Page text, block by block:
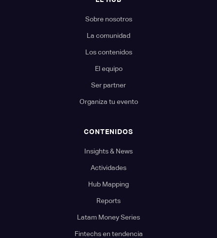
Sobre nosotros
La comunidad
Los contenidos
El equipo
Ser partner
Organiza tu evento
CONTENIDOS
Insights & News
Actividades
Hub Mapping
Reports
Latam Money Series
Fintechs en tendencia